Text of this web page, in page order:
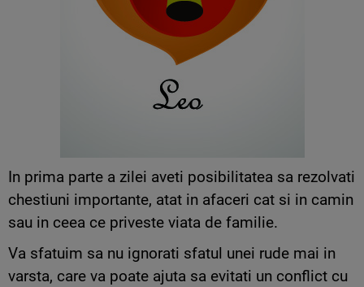
In prima parte a zilei aveti posibilitatea sa rezolvati
chestiuni importante, atat in afaceri cat si in camin
sau in ceea ce priveste viata de familie.
Va sfatuim sa nu ignorati sfatul unei rude mai in
varsta, care va poate ajuta sa evitati un conflict cu